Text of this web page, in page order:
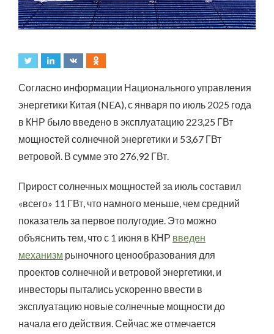
Согласно информации Национального управления
энергетики Китая (NEA), с января по июль 2025 года
в КНР было введено в эксплуатацию 223,25 ГВт
мощностей солнечной энергетики и 53,67 ГВт
ветровой. В сумме это 276,92 ГВт.
Прирост солнечных мощностей за июль составил
«всего» 11 ГВт, что намного меньше, чем средний
показатель за первое полугодие. Это можно
объяснить тем, что с 1 июня в КНР введен
механизм рыночного ценообразования для
проектов солнечной и ветровой энергетики, и
инвесторы пытались ускоренно ввести в
эксплуатацию новые солнечные мощности до
начала его действия. Сейчас же отмечается